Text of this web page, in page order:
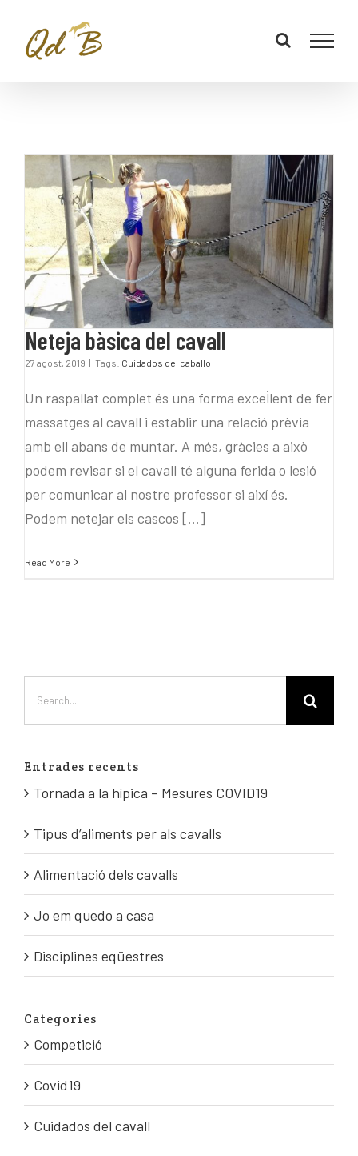
Neteja bàsica del cavall
Neteja bàsica del cavall
27 agost, 2019 | Tags: Cuidados del caballo
Un raspallat complet és una forma excel·lent de fer
massatges al cavall i establir una relació prèvia
amb ell abans de muntar. A més, gràcies a això
podem revisar si el cavall té alguna ferida o lesió
per comunicar al nostre professor si així és.
Podem netejar els cascos [...]
Read More
Entrades recents
Tornada a la hípica – Mesures COVID19
Tipus d’aliments per als cavalls
Alimentació dels cavalls
Jo em quedo a casa
Disciplines eqüestres
Categories
Competició
Covid19
Cuidados del cavall